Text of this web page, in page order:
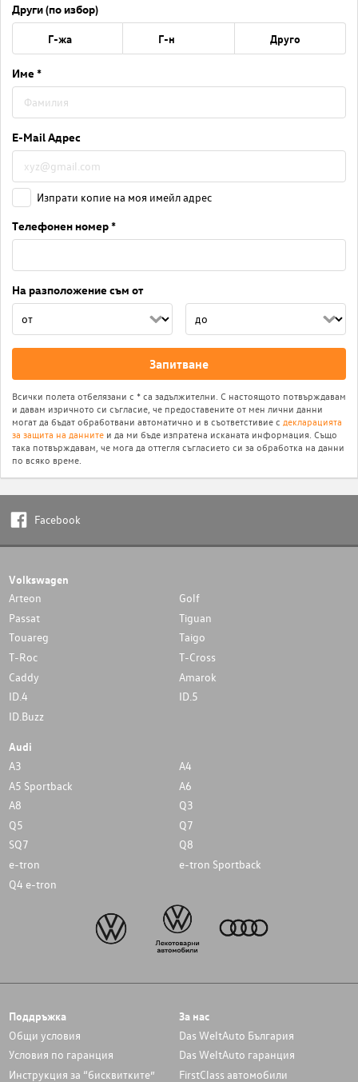
Други (по избор)
Г-жа Г-н Друго
Име *
E-Mail Адрес
Изпрати копие на моя имейл адрес
Телефонен номер *
На разположение съм от
Запитване
Всички полета отбелязани с * са задължителни. С настоящото потвърждавам
и давам изричното си съгласие, че предоставените от мен лични данни
могат да бъдат обработвани автоматично и в съответстивие с декларацията
за защита на данните и да ми бъде изпратена исканата информация. Също
така потвърждавам, че мога да оттегля съгласието си за обработка на данни
по всяко време.
Facebook
Volkswagen
Arteon
Golf
Passat
Tiguan
Touareg
Taigo
T-Roc
T-Cross
Caddy
Amarok
ID.4
ID.5
ID.Buzz
Audi
A3
A4
A5 Sportback
A6
A8
Q3
Q5
Q7
SQ7
Q8
e-tron
e-tron Sportback
Q4 e-tron
Поддръжка
Общи условия
Условия по гаранция
Инструкция за “бисквитките”
За нас
Das WeltAuto България
Das WeltAuto гаранция
FirstClass автомобили